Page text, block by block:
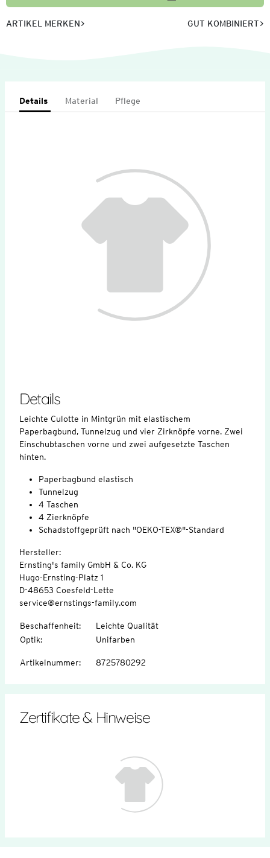
ARTIKEL MERKEN GUT KOMBINIERT
Details Material Pflege
Details
Leichte Culotte in Mintgrün mit elastischem
Paperbagbund, Tunnelzug und vier Zirknöpfe vorne. Zwei
Einschubtaschen vorne und zwei aufgesetzte Taschen
hinten.
Paperbagbund elastisch
Tunnelzug
4 Taschen
4 Zierknöpfe
Schadstoffgeprüft nach "OEKO-TEX®"-Standard
Hersteller:
Ernsting's family GmbH & Co. KG
Hugo-Ernsting-Platz 1
D-48653 Coesfeld-Lette
service@ernstings-family.com
Beschaffenheit:
Leichte Qualität
Optik: Unifarben
Artikelnummer: 8725780292
Zertifikate & Hinweise